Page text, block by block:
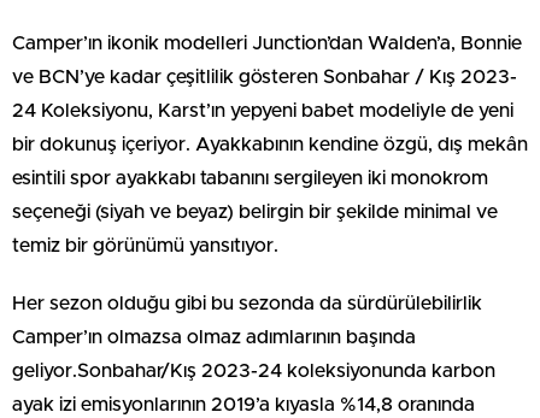
Camper’ın ikonik modelleri Junction’dan Walden’a, Bonnie
ve BCN’ye kadar çeşitlilik gösteren Sonbahar / Kış 2023-
24 Koleksiyonu, Karst’ın yepyeni babet modeliyle de yeni
bir dokunuş içeriyor. Ayakkabının kendine özgü, dış mekân
esintili spor ayakkabı tabanını sergileyen iki monokrom
seçeneği (siyah ve beyaz) belirgin bir şekilde minimal ve
temiz bir görünümü yansıtıyor.
Her sezon olduğu gibi bu sezonda da sürdürülebilirlik
Camper’ın olmazsa olmaz adımlarının başında
geliyor.Sonbahar/Kış 2023-24 koleksiyonunda karbon
ayak izi emisyonlarının 2019’a kıyasla %14,8 oranında